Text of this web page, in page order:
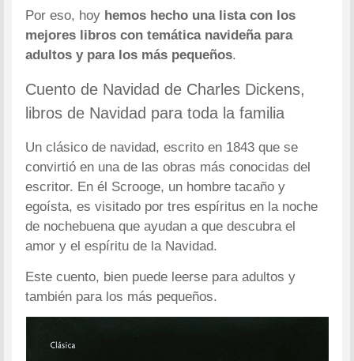
Por eso, hoy hemos hecho una lista con los
mejores libros con temática navideña para
adultos y para los más pequeños.
Cuento de Navidad de Charles Dickens,
libros de Navidad para toda la familia
Un clásico de navidad, escrito en 1843 que se
convirtió en una de las obras más conocidas del
escritor. En él Scrooge, un hombre tacaño y
egoísta, es visitado por tres espíritus en la noche
de nochebuena que ayudan a que descubra el
amor y el espíritu de la Navidad.
Este cuento, bien puede leerse para adultos y
también para los más pequeños.